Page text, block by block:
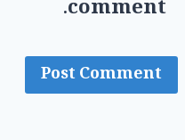
comment.